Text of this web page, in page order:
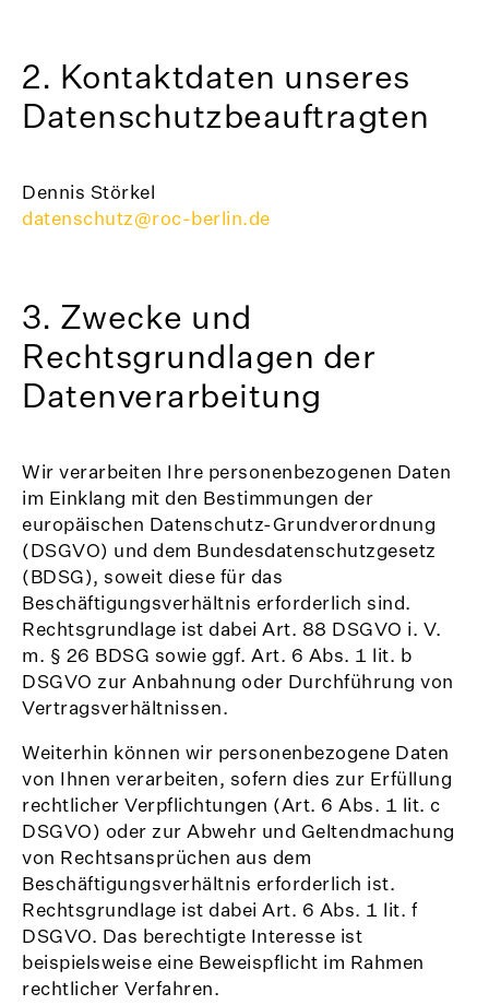
2. Kontaktdaten unseres
Datenschutzbeauftragten
Dennis Störkel
datenschutz@roc-berlin.de
3. Zwecke und
Rechtsgrundlagen der
Datenverarbeitung
Wir verarbeiten Ihre personenbezogenen Daten
im Einklang mit den Bestimmungen der
europäischen Datenschutz-Grundverordnung
(DSGVO) und dem Bundesdatenschutzgesetz
(BDSG), soweit diese für das
Beschäftigungsverhältnis erforderlich sind.
Rechtsgrundlage ist dabei Art. 88 DSGVO i. V.
m. § 26 BDSG sowie ggf. Art. 6 Abs. 1 lit. b
DSGVO zur Anbahnung oder Durchführung von
Vertragsverhältnissen.
Weiterhin können wir personenbezogene Daten
von Ihnen verarbeiten, sofern dies zur Erfüllung
rechtlicher Verpflichtungen (Art. 6 Abs. 1 lit. c
DSGVO) oder zur Abwehr und Geltendmachung
von Rechtsansprüchen aus dem
Beschäftigungsverhältnis erforderlich ist.
Rechtsgrundlage ist dabei Art. 6 Abs. 1 lit. f
DSGVO. Das berechtigte Interesse ist
beispielsweise eine Beweispflicht im Rahmen
rechtlicher Verfahren.